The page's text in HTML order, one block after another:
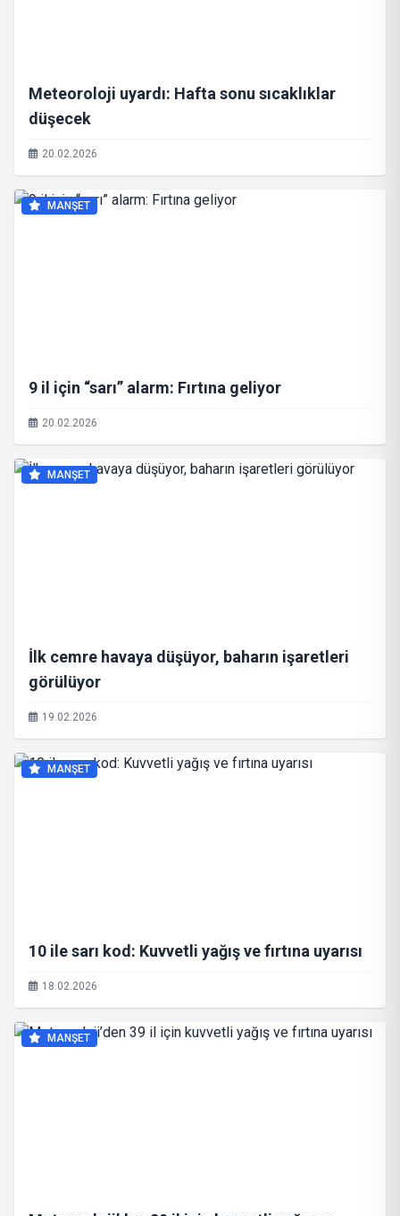
Meteoroloji uyardı: Hafta sonu sıcaklıklar
düşecek
20.02.2026
MANŞET
9 il için “sarı” alarm: Fırtına geliyor
20.02.2026
MANŞET
İlk cemre havaya düşüyor, baharın işaretleri
görülüyor
19.02.2026
MANŞET
10 ile sarı kod: Kuvvetli yağış ve fırtına uyarısı
18.02.2026
MANŞET